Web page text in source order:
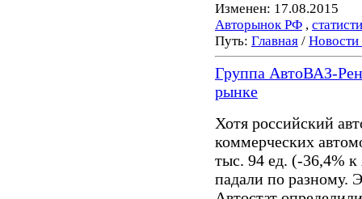
Изменен: 17.08.2015
Авторынок РФ ,
Путь: Главная /
Группа АвтоВАЗ-
рынке
Хотя российский
коммерческих
тыс. 94 ед. (-36,4%
падали по разному.